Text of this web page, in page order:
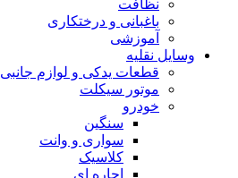
نظافت
باغبانی و درختکاری
آموزشی
وسایل نقلیه
قطعات یدکی و لوازم جانبی
موتور سیکلت
خودرو
سنگین
سواری و وانت
کلاسیک
اجاره ای